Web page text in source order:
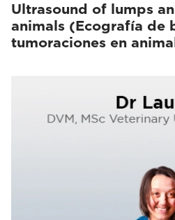
Ultrasound of lumps
animals (Ecografía de
tumoraciones en